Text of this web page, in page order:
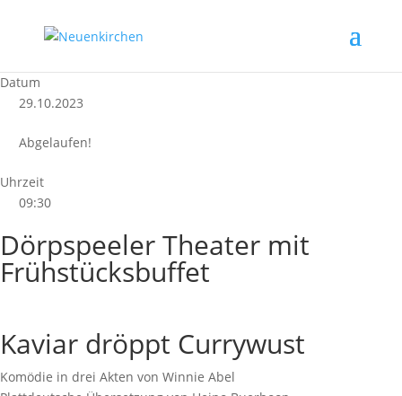
Datum
29.10.2023
Abgelaufen!
Uhrzeit
09:30
Dörpspeeler Theater mit
Frühstücksbuffet
Kaviar dröppt Currywust
Komödie in drei Akten von Winnie Abel